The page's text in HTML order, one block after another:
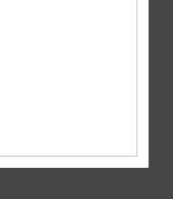
Acquisto verificato